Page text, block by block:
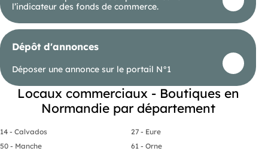
l’indicateur des fonds de commerce.
Dépôt d'annonces
Déposer une annonce sur le portail N°1
Locaux commerciaux - Boutiques en
Normandie par département
14 - Calvados
27 - Eure
50 - Manche
61 - Orne